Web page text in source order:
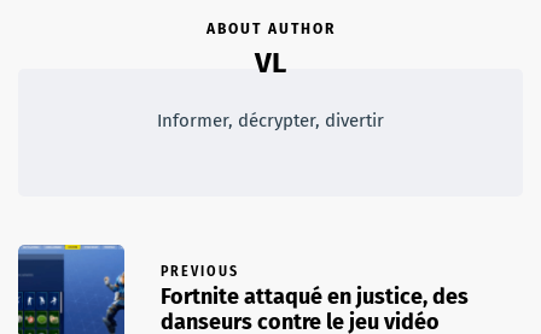
ABOUT AUTHOR
VL
Informer, décrypter, divertir
PREVIOUS
Fortnite attaqué en justice, des
danseurs contre le jeu vidéo